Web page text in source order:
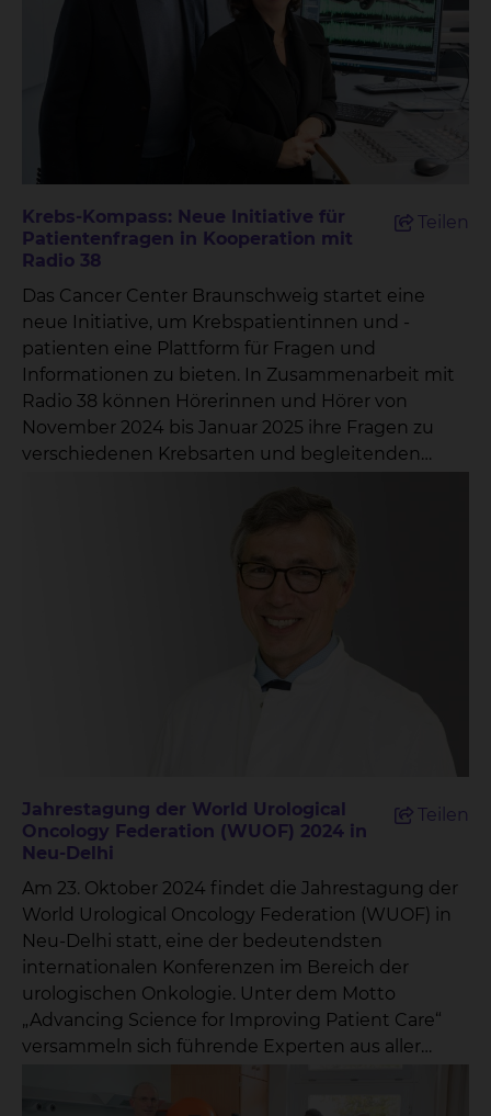
Krebs-Kompass: Neue Initiative für
Patientenfragen in Kooperation mit
Radio 38
Teilen
Das Cancer Center Braunschweig startet eine
neue Initiative, um Krebspatientinnen und -
patienten eine Plattform für Fragen und
Informationen zu bieten. In Zusammenarbeit mit
Radio 38 können Hörerinnen und Hörer von
November 2024 bis Januar 2025 ihre Fragen zu
verschiedenen Krebsarten und begleitenden
alle Interessierten ein, ihre Fragen in den
folgenden Kategorien einzureichen: Krebs im
Krebs im Verdauungstrakt Brustkrebs Prostata-
und Blasenkrebs Bewegung und Ernährung
während einer Krebserkrankung Die
Fachexperten Antworten und hilfreiche
Informationen zu erhalten. Prof. Dr. Wolfgang
Hoffmann, Sprecher des Cancer Centers
Braunschweig, betont die Bedeutung dieser
Initiative: „Mit dem ‚Krebs-Kompass‘ schaffen wir
eine wertvolle Brücke zwischen Patienten und
Experten. Es ist uns wichtig, dass die Menschen
die Informationen und Unterstützung erhalten,
die sie benötigen, um ihre Erkrankung besser zu
verstehen und aktiv mitgestalten zu können.“ Das
Jahrestagung der World Urological
Oncology Federation (WUOF) 2024 in
Neu-Delhi
Teilen
Am 23. Oktober 2024 findet die Jahrestagung der
World Urological Oncology Federation (WUOF) in
Neu-Delhi statt, eine der bedeutendsten
internationalen Konferenzen im Bereich der
urologischen Onkologie. Unter dem Motto
„Advancing Science for Improving Patient Care“
versammeln sich führende Experten aus aller